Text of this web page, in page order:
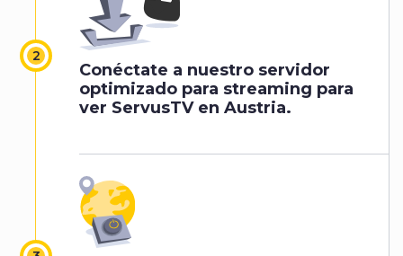
Conéctate a nuestro servidor
optimizado para streaming para
ver ServusTV en Austria.